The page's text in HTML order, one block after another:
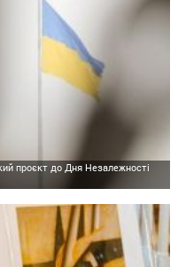
проєкт до Дня Незалежності